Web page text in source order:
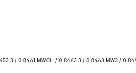
/ 0.8461.MWCH / 0.8463.3 / 0.8463.MW3 /